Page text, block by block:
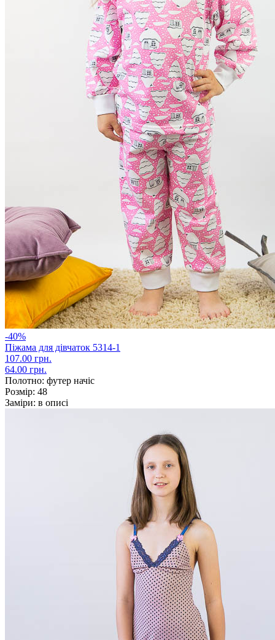
-40%
Піжама для дівчаток 5314-1
107.00 грн.
64.00 грн.
Полотно: футер начіс
Розмір: 48
Заміри: в описі